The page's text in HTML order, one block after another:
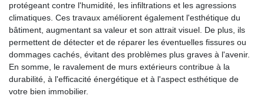
protégeant contre l'humidité, les infiltrations et les agressions
climatiques. Ces travaux améliorent également l'esthétique du
bâtiment, augmentant sa valeur et son attrait visuel. De plus, ils
permettent de détecter et de réparer les éventuelles fissures ou
dommages cachés, évitant des problèmes plus graves à l'avenir.
En somme, le ravalement de murs extérieurs contribue à la
durabilité, à l'efficacité énergétique et à l'aspect esthétique de
votre bien immobilier.